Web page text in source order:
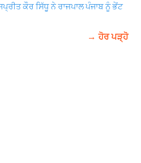
ਕੌਰ ਸਿੱਧੂ ਨੇ ਰਾਜਪਾਲ ਪੰਜਾਬ ਨੂੰ ਭੇਂਟ
→ ਹੋਰ ਪੜ੍ਹੋ